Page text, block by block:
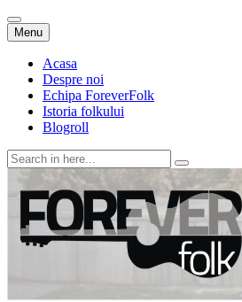
Menu Skip
to
content
Acasa
Despre noi
Echipa ForeverFolk
Istoria folkului
Blogroll
Search
for:
ForeverFolk
Muzica sufletului tau